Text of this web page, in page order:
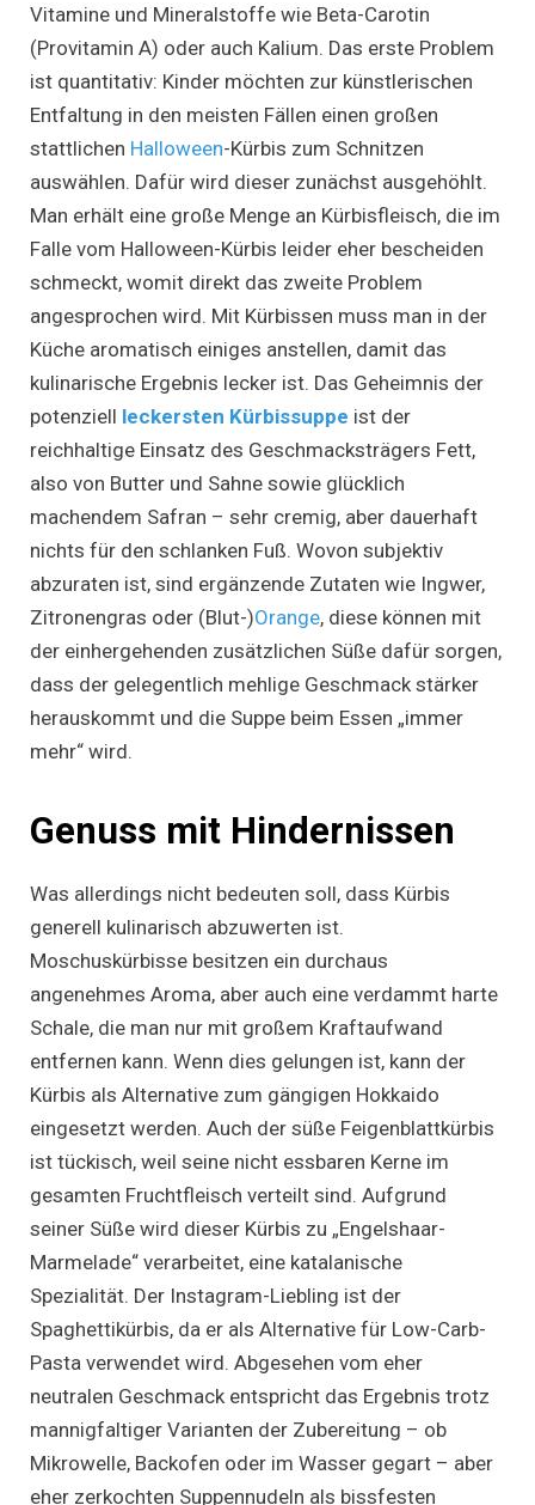
Vitamine und Mineralstoffe wie Beta-Carotin
(Provitamin A) oder auch Kalium. Das erste Problem
ist quantitativ: Kinder möchten zur künstlerischen
Entfaltung in den meisten Fällen einen großen
stattlichen Halloween-Kürbis zum Schnitzen
auswählen. Dafür wird dieser zunächst ausgehöhlt.
Man erhält eine große Menge an Kürbisfleisch, die im
Falle vom Halloween-Kürbis leider eher bescheiden
schmeckt, womit direkt das zweite Problem
angesprochen wird. Mit Kürbissen muss man in der
Küche aromatisch einiges anstellen, damit das
kulinarische Ergebnis lecker ist. Das Geheimnis der
potenziell leckersten Kürbissuppe ist der
reichhaltige Einsatz des Geschmacksträgers Fett,
also von Butter und Sahne sowie glücklich
machendem Safran – sehr cremig, aber dauerhaft
nichts für den schlanken Fuß. Wovon subjektiv
abzuraten ist, sind ergänzende Zutaten wie Ingwer,
Zitronengras oder (Blut-)Orange, diese können mit
der einhergehenden zusätzlichen Süße dafür sorgen,
dass der gelegentlich mehlige Geschmack stärker
herauskommt und die Suppe beim Essen „immer
mehr“ wird.
Genuss mit Hindernissen
Was allerdings nicht bedeuten soll, dass Kürbis
generell kulinarisch abzuwerten ist.
Moschuskürbisse besitzen ein durchaus
angenehmes Aroma, aber auch eine verdammt harte
Schale, die man nur mit großem Kraftaufwand
entfernen kann. Wenn dies gelungen ist, kann der
Kürbis als Alternative zum gängigen Hokkaido
eingesetzt werden. Auch der süße Feigenblattkürbis
ist tückisch, weil seine nicht essbaren Kerne im
gesamten Fruchtfleisch verteilt sind. Aufgrund
seiner Süße wird dieser Kürbis zu „Engelshaar-
Marmelade“ verarbeitet, eine katalanische
Spezialität. Der Instagram-Liebling ist der
Spaghettikürbis, da er als Alternative für Low-Carb-
Pasta verwendet wird. Abgesehen vom eher
neutralen Geschmack entspricht das Ergebnis trotz
mannigfaltiger Varianten der Zubereitung – ob
Mikrowelle, Backofen oder im Wasser gegart – aber
eher zerkochten Suppennudeln als bissfesten